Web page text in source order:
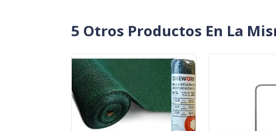
5 Otros Productos En La